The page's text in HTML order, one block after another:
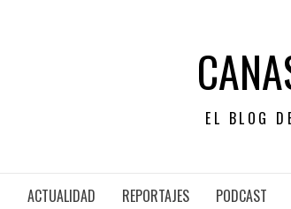
EL BLOG
ACTUALIDAD REPORTAJES PODCAST